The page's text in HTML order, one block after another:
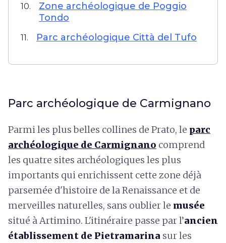
10.
Zone archéologique de Poggio
Tondo
11. Parc archéologique Città del Tufo
Parc archéologique de Carmignano
Parmi les plus belles collines de Prato, le parc
archéologique de Carmignano comprend
les quatre sites archéologiques les plus
importants qui enrichissent cette zone déjà
parsemée d'histoire de la Renaissance et de
merveilles naturelles, sans oublier le musée
situé à Artimino. L'itinéraire passe par l’ancien
établissement de Pietramarina sur les